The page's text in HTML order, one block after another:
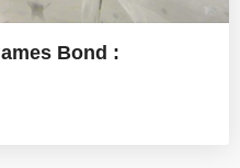
Bond :